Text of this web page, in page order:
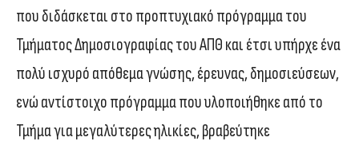
που διδάσκεται στο προπτυχιακό πρόγραμμα του
Τμήματος Δημοσιογραφίας του ΑΠΘ και έτσι υπήρχε ένα
πολύ ισχυρό απόθεμα γνώσης, έρευνας, δημοσιεύσεων,
ενώ αντίστοιχο πρόγραμμα που υλοποιήθηκε από το
Τμήμα για μεγαλύτερες ηλικίες, βραβεύτηκε